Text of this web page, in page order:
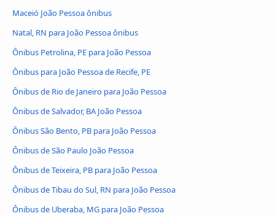
Maceió João Pessoa ônibus
Natal, RN para João Pessoa ônibus
Ônibus Petrolina, PE para João Pessoa
Ônibus para João Pessoa de Recife, PE
Ônibus de Rio de Janeiro para João Pessoa
Ônibus de Salvador, BA João Pessoa
Ônibus São Bento, PB para João Pessoa
Ônibus de São Paulo João Pessoa
Ônibus de Teixeira, PB para João Pessoa
Ônibus de Tibau do Sul, RN para João Pessoa
Ônibus de Uberaba, MG para João Pessoa